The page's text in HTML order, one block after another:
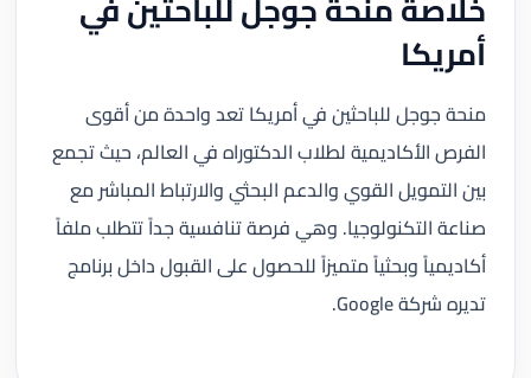
أمريكا
منحة جوجل للباحثين في أمريكا تعد واحدة من أقوى
الفرص الأكاديمية لطلاب الدكتوراه في العالم، حيث تجمع
بين التمويل القوي والدعم البحثي والارتباط المباشر مع
صناعة التكنولوجيا. وهي فرصة تنافسية جداً تتطلب ملفاً
أكاديمياً وبحثياً متميزاً للحصول على القبول داخل برنامج
تديره شركة Google.